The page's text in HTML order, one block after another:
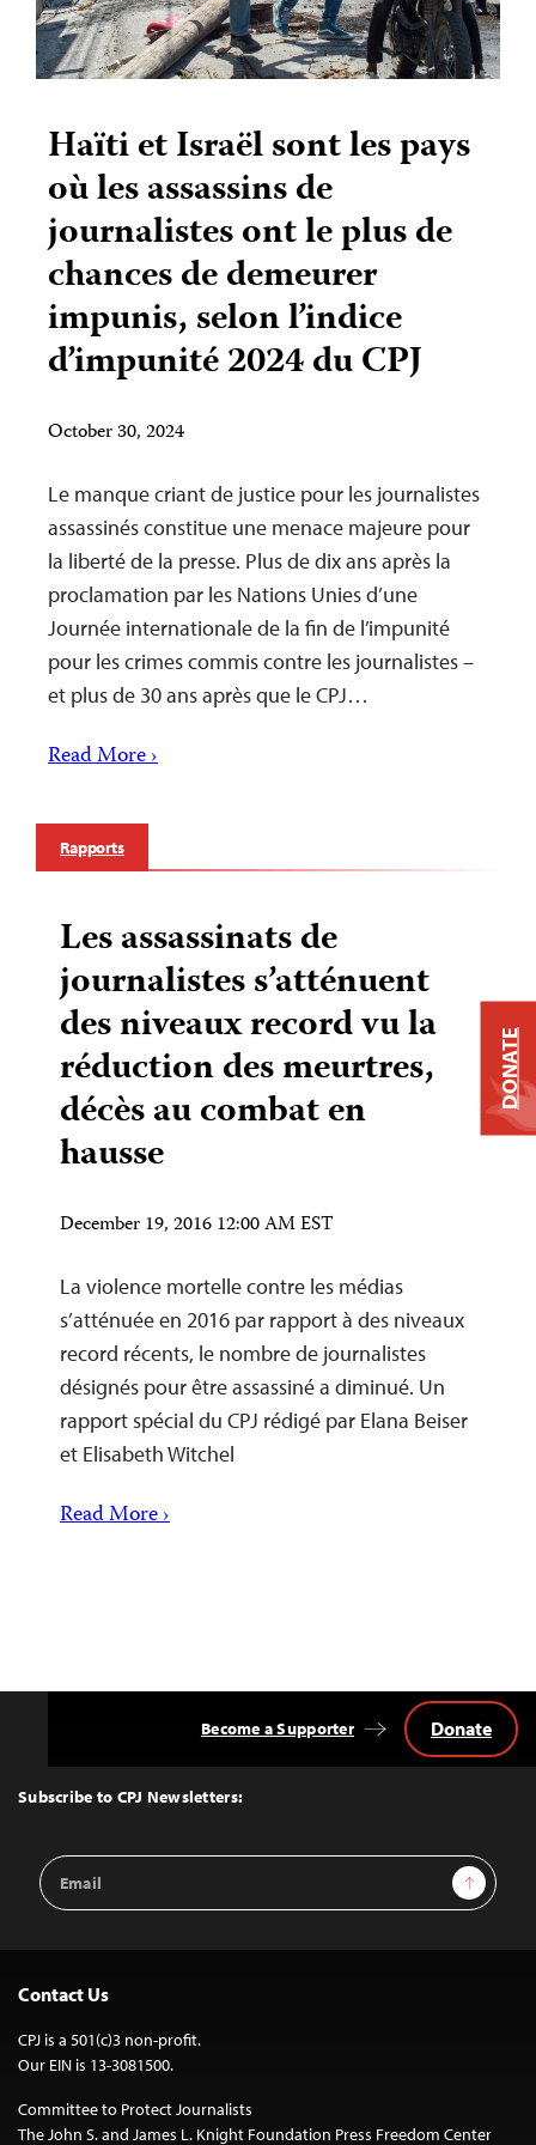
Haïti et Israël sont les pays
où les assassins de
journalistes ont le plus de
chances de demeurer
impunis, selon l’indice
d’impunité 2024 du CPJ
October 30, 2024
Le manque criant de justice pour les journalistes
assassinés constitue une menace majeure pour
la liberté de la presse. Plus de dix ans après la
proclamation par les Nations Unies d’une
Journée internationale de la fin de l’impunité
pour les crimes commis contre les journalistes –
et plus de 30 ans après que le CPJ…
Read More ›
Rapports
Les assassinats de
journalistes s’atténuent
des niveaux record vu la
réduction des meurtres,
décès au combat en
hausse
December 19, 2016 12:00 AM EST
La violence mortelle contre les médias
s’atténuée en 2016 par rapport à des niveaux
record récents, le nombre de journalistes
désignés pour être assassiné a diminué. Un
rapport spécial du CPJ rédigé par Elana Beiser
et Elisabeth Witchel
Read More ›
Top
Subscribe to CPJ Newsletters:
Email
Address
Sign Up
Become a Supporter Donate
Contact Us
CPJ is a 501(c)3 non-profit.
Our EIN is 13-3081500.
Committee to Protect Journalists
The John S. and James L. Knight Foundation Press Freedom Center
DONATE